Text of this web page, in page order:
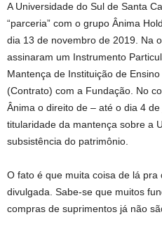
A Universidade do Sul de Santa
“parceria” com o grupo Ânima
dia 13 de novembro de 2019. Na
assinaram um Instrumento
Mantença de Instituição de
(Contrato) com a Fundação. No
Ânima o direito de – até o dia 4
titularidade da mantença sobre a
subsistência do patrimônio.
O fato é que muita coisa de lá
divulgada. Sabe-se que muitos
compras de suprimentos já não